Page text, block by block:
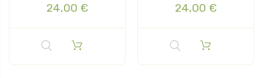
24,00 € 24,00 €